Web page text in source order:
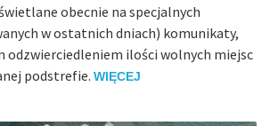
obecnie na specjalnych
w ostatnich dniach) komunikaty,
odzwierciedleniem ilości wolnych miejsc
podstrefie. WIĘCEJ